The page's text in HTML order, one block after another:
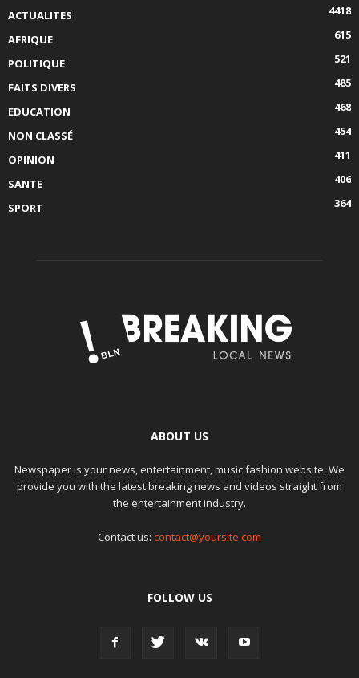
ACTUALITES
4418
AFRIQUE
615
POLITIQUE
521
FAITS DIVERS
485
EDUCATION
468
NON CLASSÉ
454
OPINION
411
SANTE
406
SPORT
364
ABOUT US
Newspaper is your news, entertainment, music fashion website. We
provide you with the latest breaking news and videos straight from
the entertainment industry.
Contact us: contact@yoursite.com
FOLLOW US